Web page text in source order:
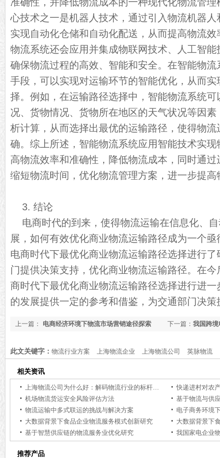
心技术之一是机器人技术，通过引入物流机器
实现自动化仓储和自动化配送，从而提高物流
物流系统还会应用并集成物联网技术、人工智
确保物流过程的高效、智能和安全。在智能物
手段，可以实现对运输环节的智能优化，从而
择。例如，在运输路径选择中，智能物流系统
况、货物情况、货物所在地区的天气状况等因
析计算，从而选择出最优的运输路径，使得物
确。综上所述，智能物流系统应用智能技术实
高物流效率和准确性，降低物流成本，同时通
缩短物流时间，优化物流管理方案，进一步提
3. 结论
电商时代的到来，使得物流运输在信息化、
展，如何有效优化商业物流运输路径成为一个
电商时代下最优化商业物流运输路径选择进行
门提供决策支持，优化商业物流运输路径。在
商时代下最优化商业物流运输路径选择进行进
的发展提供一定的参考和借鉴，为交通部门决
下一篇： 我国跨
上一篇： 电商经济环境下物流市场营销途径探索
此文关键字： 物流行业方案 上海物流企业 上海物流公司 英脉物流
相关资讯
上海物流公司为什么好：解码物流行业的标杆力量【行业百科】
快递进村对农
机场物流货运安全风险评估方法
基于物流与供
物流运输中多式联运的挑战与解决方案
电子商务环境
大数据背景下食品企业物流服务模式创新研究
大数据背景下
基于智慧供应链的物流服务业优化研究
推荐产品